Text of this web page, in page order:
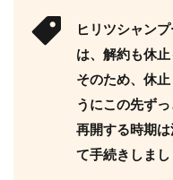
ヒリツシャン
は、解約も休止
そのため、休
うにこの先ず
再開する時期
て手続きしまし